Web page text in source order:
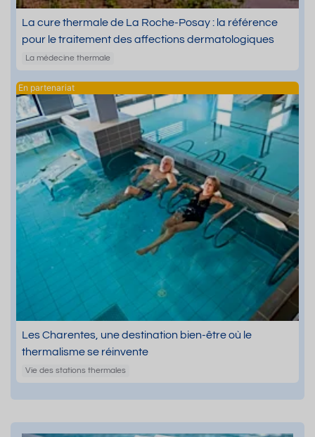
La cure thermale de La Roche-Posay : la référence
pour le traitement des affections dermatologiques
La médecine thermale
Les Charentes, une destination bien-être où le
thermalisme se réinvente
Vie des stations thermales